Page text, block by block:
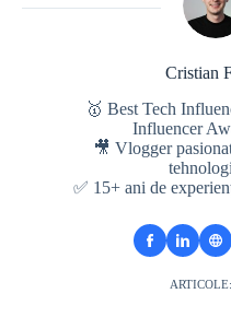
Cristian
🥇 Best Tech
Influencer
🎥 Vlogger
✅ 15+ ani de